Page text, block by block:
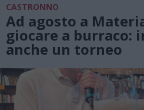
CASTRONNO
Ad agosto a
giocare a burraco:
anche un torneo